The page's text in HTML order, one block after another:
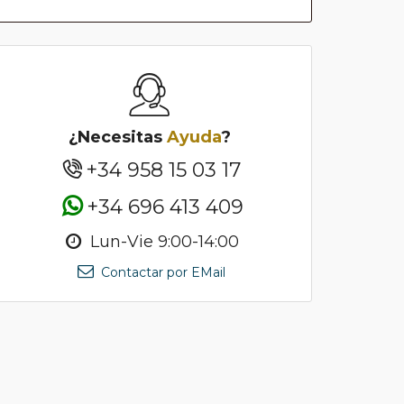
¿Necesitas Ayuda?
+34 958 15 03 17
+34 696 413 409
Lun-Vie 9:00-14:00
Contactar por EMail